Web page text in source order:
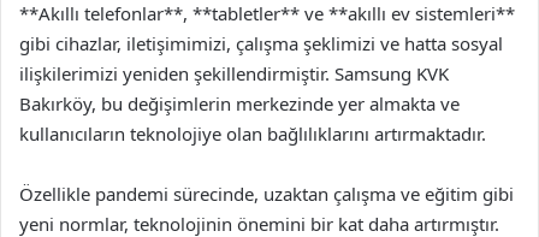
**Akıllı telefonlar**, **tabletler** ve **akıllı ev sistemleri**
gibi cihazlar, iletişimimizi, çalışma şeklimizi ve hatta sosyal
ilişkilerimizi yeniden şekillendirmiştir. Samsung KVK
Bakırköy, bu değişimlerin merkezinde yer almakta ve
kullanıcıların teknolojiye olan bağlılıklarını artırmaktadır.
Özellikle pandemi sürecinde, uzaktan çalışma ve eğitim gibi
yeni normlar, teknolojinin önemini bir kat daha artırmıştır.